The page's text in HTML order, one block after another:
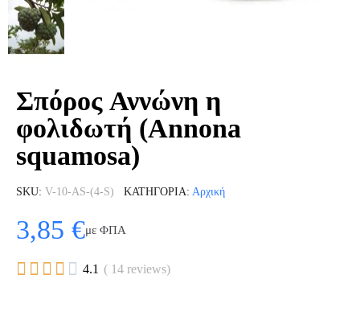
Σπόρος Αννώνη η
φολιδωτή (Annona
squamosa)
SKU V-10-AS-(4-S) ΚΑΤΗΓΟΡΊΑ Αρχική
3,85 €με ΦΠΑ
     4.1 ( 14 reviews)